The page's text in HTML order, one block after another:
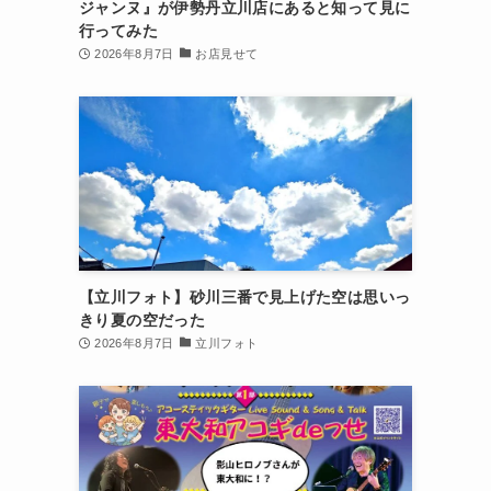
ジャンヌ』が伊勢丹立川店にあると知って見に
行ってみた
2026年8月7日 お店見せて
【立川フォト】砂川三番で見上げた空は思いっ
きり夏の空だった
2026年8月7日 立川フォト